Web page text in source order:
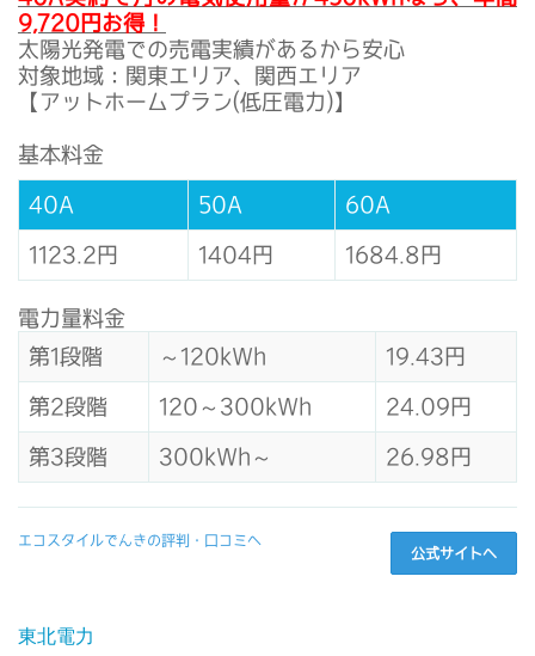
9,720円お得！
太陽光発電での売電実績があるから安心
対象地域：関東エリア、関西エリア
【アットホームプラン(低圧電力)】
基本料金
40A 50A 60A
1123.2円 1404円 1684.8円
電力量料金
第1段階
～120kWh 19.43円
第2段階 120～300kWh 24.09円
第3段階 300kWh～ 26.98円
エコスタイルでんきの評判・口コミへ
公式サイトへ
東北電力